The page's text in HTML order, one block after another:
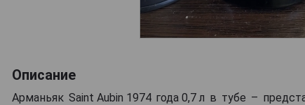
Описание
Арманьяк Saint Aubin 1974 года 0,7 л в тубе –